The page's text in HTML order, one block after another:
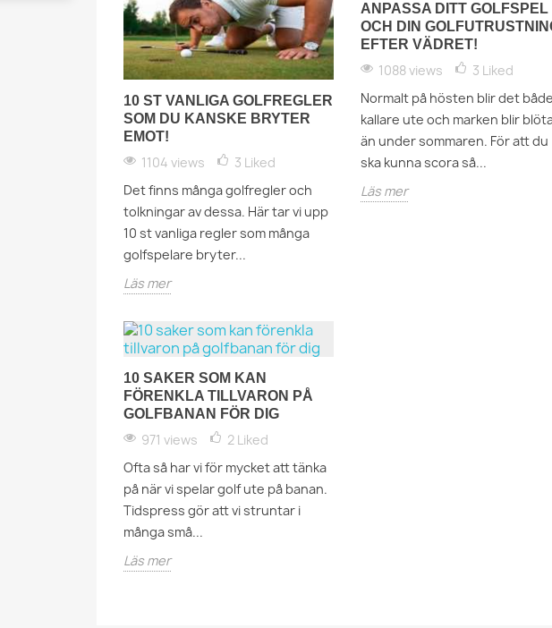
10 ST VANLIGA GOLFREGLER
SOM DU KANSKE BRYTER
EMOT!
1104 views 3 Liked
Det finns många golfregler och
tolkningar av dessa. Här tar vi upp
10 st vanliga regler som många
golfspelare bryter...
Läs mer
ANPASSA DITT GOLFSPEL
OCH DIN
EFTER VÄDRET!
1088 views 3 Liked
Normalt på hösten blir det både
kallare ute och marken blir
än under sommaren. För att du
ska kunna scora så...
Läs mer
10 SAKER SOM KAN
FÖRENKLA TILLVARON PÅ
GOLFBANAN FÖR DIG
971 views 2 Liked
Ofta så har vi för mycket att tänka
på när vi spelar golf ute på banan.
Tidspress gör att vi struntar i
många små...
Läs mer
Logga in
Du behöver vara inlogga för att spara produkter i din Önskelista.
Avbryt Logga in